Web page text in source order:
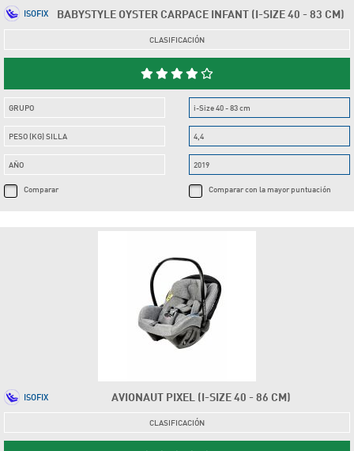
BABYSTYLE OYSTER CARPACE INFANT (I-SIZE 40 - 83 CM)
ISOFIX
CLASIFICACIÓN
GRUPO
PESO (KG) SILLA
AÑO
Comparar
i-Size 40 - 83 cm
4,4
2019
Comparar con la mayor puntuación
AVIONAUT PIXEL (I-SIZE 40 - 86 CM)
ISOFIX
CLASIFICACIÓN